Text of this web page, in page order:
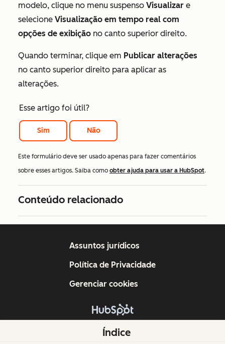
modelo, clique no menu suspenso Visualizar e
selecione Visualização em tempo real com
opções de exibição no canto superior direito.
Quando terminar, clique em Publicar alterações
no canto superior direito para aplicar as
alterações.
Esse artigo foi útil?
Sim Não
Este formulário deve ser usado apenas para fazer comentários
sobre esses artigos. Saiba como obter ajuda para usar a HubSpot.
Conteúdo relacionado
Índice
Copyright © 2026 HubSpot, Inc.
Assuntos jurídicos
Política de Privacidade
Gerenciar cookies